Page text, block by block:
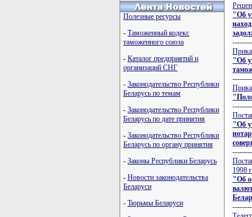
Полезные ресурсы
- Таможенный кодекс
таможенного союза
- Каталог предприятий и
организаций СНГ
- Законодательство Республики
Беларусь по темам
- Законодательство Республики
Беларусь по дате принятия
- Законодательство Республики
Беларусь по органу принятия
- Законы Республики Беларусь
- Новости законодательства
Беларуси
- Тюрьмы Беларуси
"Об
"Об
"Об
1998
"Об